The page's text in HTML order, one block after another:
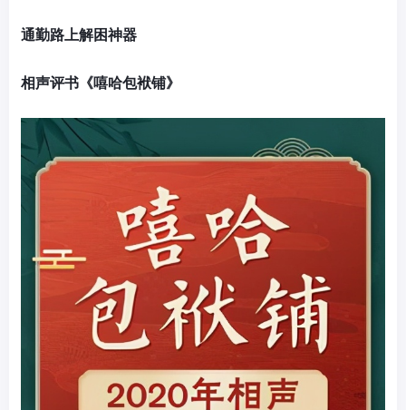
通勤路上解困神器
相声评书《嘻哈包袱铺》